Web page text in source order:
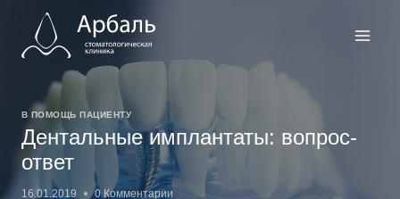
содержимому
В ПОМОЩЬ ПАЦИЕНТУ
Дентальные имплантаты: вопрос-
ответ
16.01.2019 0 Комментарии